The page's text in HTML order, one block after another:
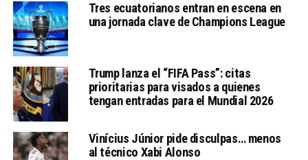
Tres ecuatorianos entran en escena en
una jornada clave de Champions League
Trump lanza el “FIFA Pass”: citas
prioritarias para visados a quienes
tengan entradas para el Mundial 2026
Vinícius Júnior pide disculpas… menos
al técnico Xabi Alonso